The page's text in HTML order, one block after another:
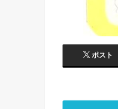
ポスト